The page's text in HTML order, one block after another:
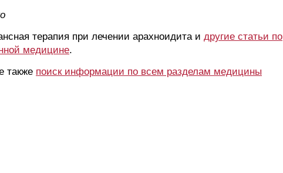
терапия при лечении арахноидита и другие статьи по
медицине.
также поиск информации по всем разделам медицины